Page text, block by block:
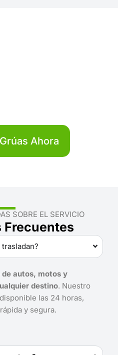
Ahora
SOBRE EL SERVICIO
Frecuentes
autos, motos y
destino. Nuestro
las 24 horas,
y segura.